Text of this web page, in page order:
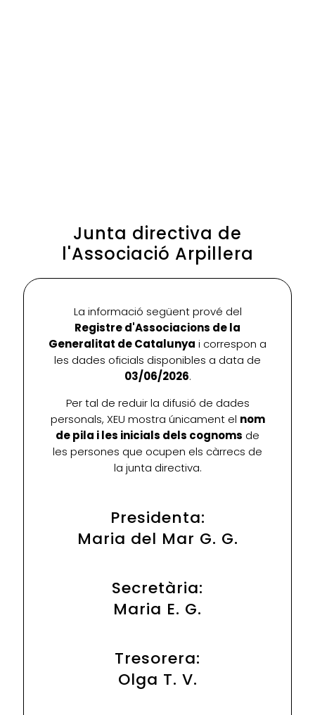
Junta directiva de
l'Associació Arpillera
La informació següent prové del
Registre d'Associacions de la
Generalitat de Catalunya i correspon a
les dades oficials disponibles a data de
03/06/2026.
Per tal de reduir la difusió de dades
personals, XEU mostra únicament el nom
de pila i les inicials dels cognoms de
les persones que ocupen els càrrecs de
la junta directiva.
Presidenta:
Maria del Mar G. G.
Secretària:
Maria E. G.
Tresorera:
Olga T. V.